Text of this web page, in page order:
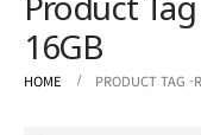
16GB
HOME PRODUCT TAG -